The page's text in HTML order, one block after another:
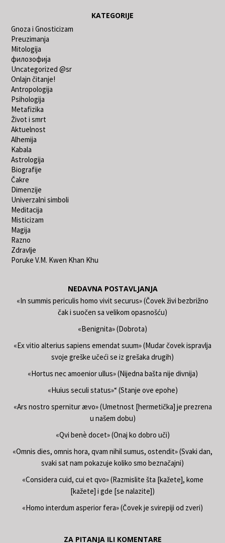
KATEGORIJE
Gnoza i Gnosticizam
Preuzimanja
Mitologija
филозофија
Uncategorized @sr
Onlajn čitanje!
Antropologija
Psihologija
Metafizika
Život i smrt
Aktuelnost
Alhemija
Kabala
Astrologija
Biografije
Čakre
Dimenzije
Univerzalni simboli
Meditacija
Misticizam
Magija
Razno
Zdravlje
Poruke V.M. Kwen Khan Khu
NEDAVNA POSTAVLJANJA
«In summis periculis homo vivit securus» (Čovek živi bezbrižno
čak i suočen sa velikom opasnošću)
«Benignita» (Dobrota)
«Ex vitio alterius sapiens emendat suum» (Mudar čovek ispravlja
svoje greške učeći se iz grešaka drugih)
«Hortus nec amoenior ullus» (Nijedna bašta nije divnija)
«Huius seculi status»“ (Stanje ove epohe)
«Ars nostro spernitur ævo» (Umetnost [hermetička] je prezrena
u našem dobu)
«Qvi benè docet» (Onaj ko dobro uči)
«Omnis dies, omnis hora, qvam nihil sumus, ostendit» (Svaki dan,
svaki sat nam pokazuje koliko smo beznačajni)
«Considera cuid, cui et qvo» (Razmislite šta [kažete], kome
[kažete] i gde [se nalazite])
«Homo interdum asperior fera» (Čovek je svirepiji od zveri)
ZA PITANJA ILI KOMENTARE